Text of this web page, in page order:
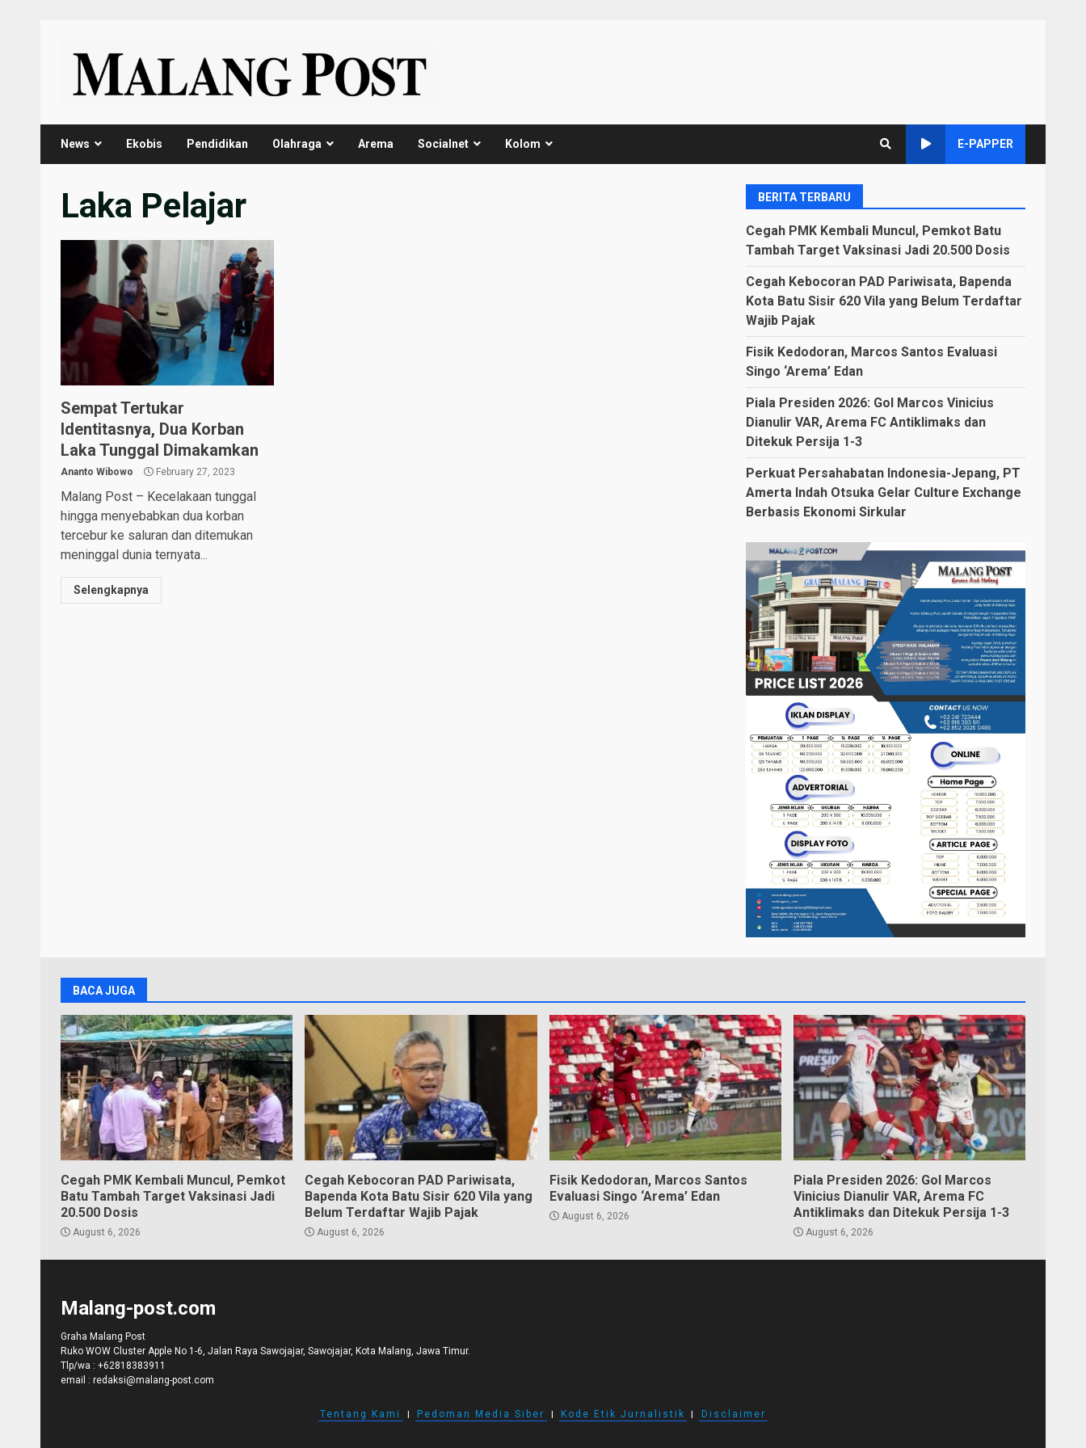
content
News Ekobis Pendidikan Olahraga Arema Socialnet Kolom E-PAPPER
Laka Pelajar
Sempat Tertukar
Identitasnya, Dua Korban
Laka Tunggal Dimakamkan
Ananto Wibowo February 27, 2023
Malang Post – Kecelakaan tunggal
hingga menyebabkan dua korban
tercebur ke saluran dan ditemukan
meninggal dunia ternyata...
Selengkapnya
BERITA TERBARU
Cegah PMK Kembali Muncul, Pemkot Batu
Tambah Target Vaksinasi Jadi 20.500 Dosis
Cegah Kebocoran PAD Pariwisata, Bapenda
Kota Batu Sisir 620 Vila yang Belum Terdaftar
Wajib Pajak
Fisik Kedodoran, Marcos Santos Evaluasi
Singo ‘Arema’ Edan
Piala Presiden 2026: Gol Marcos Vinicius
Dianulir VAR, Arema FC Antiklimaks dan
Ditekuk Persija 1-3
Perkuat Persahabatan Indonesia-Jepang, PT
Amerta Indah Otsuka Gelar Culture Exchange
Berbasis Ekonomi Sirkular
BACA JUGA
Cegah PMK Kembali Muncul, Pemkot
Batu Tambah Target Vaksinasi Jadi
20.500 Dosis
August 6, 2026
Cegah Kebocoran PAD Pariwisata,
Bapenda Kota Batu Sisir 620 Vila yang
Belum Terdaftar Wajib Pajak
August 6, 2026
Fisik Kedodoran, Marcos Santos
Evaluasi Singo ‘Arema’ Edan
August 6, 2026
Piala Presiden 2026: Gol Marcos
Vinicius Dianulir VAR, Arema FC
Antiklimaks dan Ditekuk Persija 1-3
August 6, 2026
Malang-post.com
Graha Malang Post
Ruko WOW Cluster Apple No 1-6, Jalan Raya Sawojajar, Sawojajar, Kota Malang, Jawa Timur.
Tlp/wa : +62818383911
email : redaksi@malang-post.com
Tentang Kami I Pedoman Media Siber I Kode Etik Jurnalistik I Disclaimer